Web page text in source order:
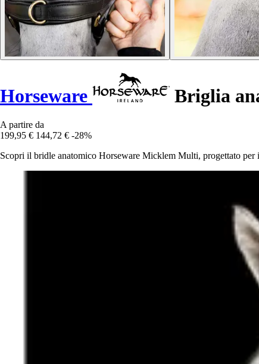
Horseware Briglia
A partire da
199,95 € 144,72 € -28%
Scopri il bridle anatomico Horseware Micklem Multi, progettato